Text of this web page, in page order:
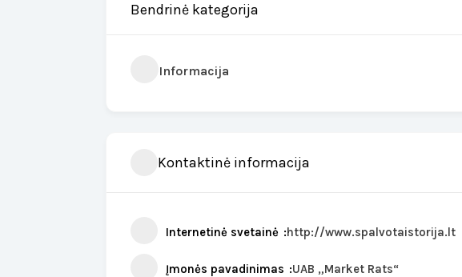
Bendrinė kategorija
Informacija
Kontaktinė informacija
Internetinė svetainė http://www.spalvotaistorija.lt
Įmonės pavadinimas UAB „Market Rats“